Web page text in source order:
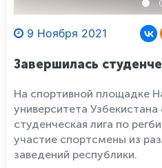
9 Ноября 2021
Завершилась
На спортивной площадке
университета Узбекистана
студенческая лига по
участие спортсмены из
заведений республики.